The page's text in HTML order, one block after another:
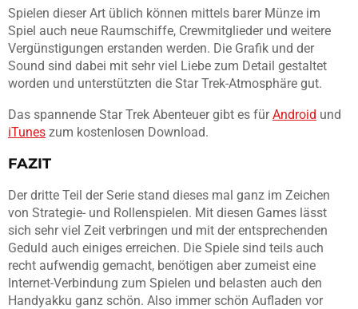
Spielen dieser Art üblich können mittels barer Münze im
Spiel auch neue Raumschiffe, Crewmitglieder und weitere
Vergünstigungen erstanden werden. Die Grafik und der
Sound sind dabei mit sehr viel Liebe zum Detail gestaltet
worden und unterstützten die Star Trek-Atmosphäre gut.
Das spannende Star Trek Abenteuer gibt es fürAndroid und
iTunes zum kostenlosen Download.
FAZIT
Der dritte Teil der Serie stand dieses mal ganz im Zeichen
von Strategie- und Rollenspielen. Mit diesen Games lässt
sich sehr viel Zeit verbringen und mit der entsprechenden
Geduld auch einiges erreichen. Die Spiele sind teils auch
recht aufwendig gemacht, benötigen aber zumeist eine
Internet-Verbindung zum Spielen und belasten auch den
Handyakku ganz schön. Also immer schön Aufladen vor